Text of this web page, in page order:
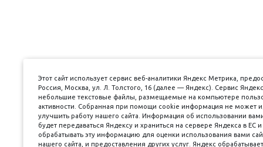
Этот сайт использует сервис веб-аналитики Яндекс Метрика,
Россия, Москва, ул. Л. Толстого, 16 (далее — Яндекс). Сервис
небольшие текстовые файлы, размещаемые на компьютере
активности. Собранная при помощи cookie информация не может
улучшить работу нашего сайта. Информация об использовании
будет передаваться Яндексу и храниться на сервере Яндекса в ЕС
обрабатывать эту информацию для оценки использования вами
нашего сайта, и предоставления других услуг. Яндекс